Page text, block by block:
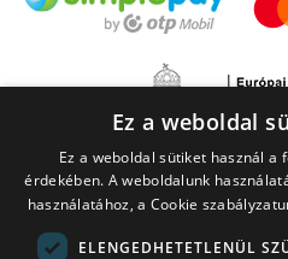
Ez a weboldal
Ez a weboldal sütiket használ a
érdekében. A weboldalunk
használatához, a Cookie
ELENGEDHETETLENÜL